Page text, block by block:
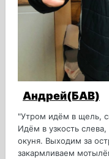
Андрей(БАВ)
"Утром идём в щель,
Идём в узкость
окуня. Выходим за
закармливаем